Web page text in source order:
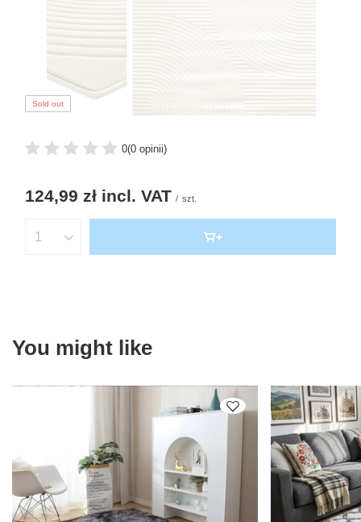
Sold out
0(0 opinii)
124,99 zł incl. VAT / szt.
You might like